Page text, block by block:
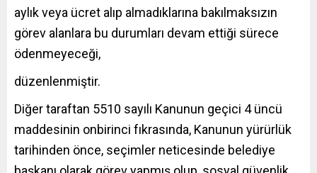
aylık veya ücret alıp almadıklarına bakılmaksızın
görev alanlara bu durumları devam ettiği sürece
ödenmeyeceği,
düzenlenmiştir.
Diğer taraftan 5510 sayılı Kanunun geçici 4 üncü
maddesinin onbirinci fıkrasında, Kanunun yürürlük
tarihinden önce, seçimler neticesinde belediye